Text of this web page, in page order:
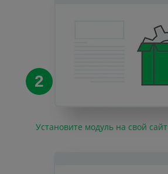
2
Установите модуль на свой сайт